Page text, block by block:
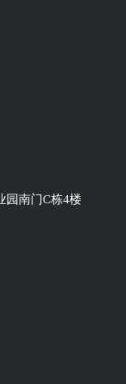
园南门C栋4楼